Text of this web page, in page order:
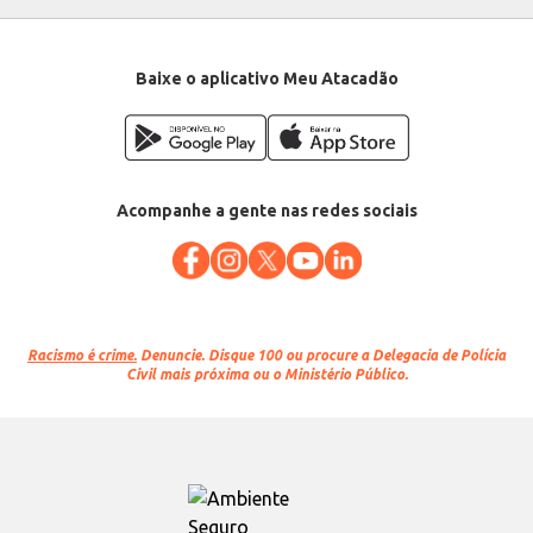
Baixe o aplicativo Meu Atacadão
Acompanhe a gente nas redes sociais
Racismo é crime. Denuncie. Disque 100 ou procure a Delegacia de Polícia
Civil mais próxima ou o Ministério Público.